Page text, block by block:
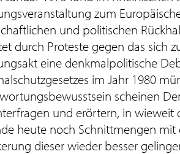
zum
und politischen
durch Proteste gegen das sich
eine denkmalpolitische
im Jahr 1980
scheinen
und erörtern, in
heute noch Schnittmengen
dieser wieder besser